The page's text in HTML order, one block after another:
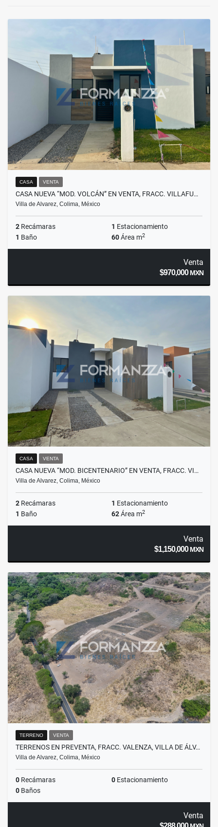
CASA VENTA
CASA NUEVA “MOD. VOLCÁN” EN VENTA, FRACC. VILLAFU…
Villa de Alvarez, Colima, México
2 Recámaras 1 Estacionamiento
1 Baño 60Área m2
Venta
$970,000MXN
CASA VENTA
CASA NUEVA “MOD. BICENTENARIO” EN VENTA, FRACC. VI…
Villa de Alvarez, Colima, México
2 Recámaras 1 Estacionamiento
1 Baño 62Área m2
Venta
$1,150,000MXN
TERRENO VENTA
TERRENOS EN PREVENTA, FRACC. VALENZA, VILLA DE ÁLV…
Villa de Alvarez, Colima, México
0 Recámaras 0 Estacionamiento
0 Baños
Venta